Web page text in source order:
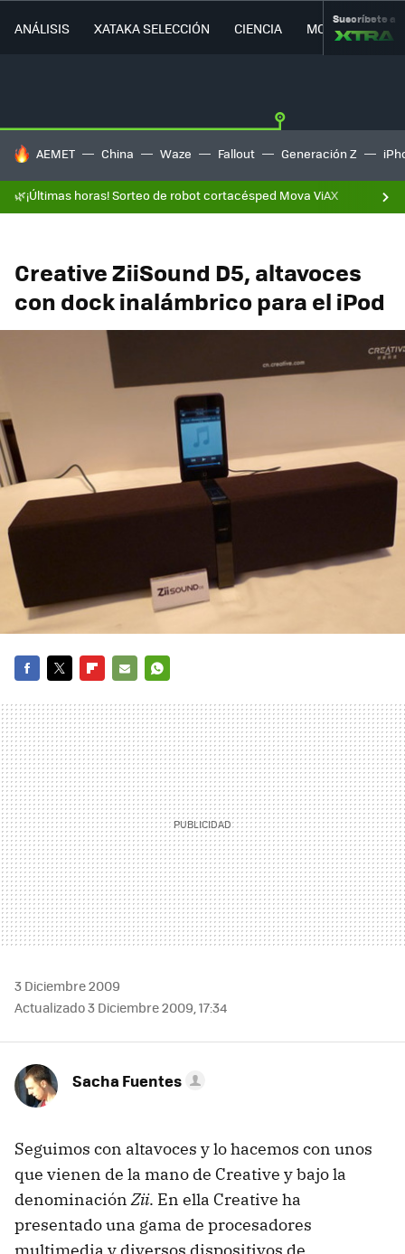
ANÁLISIS XATAKA SELECCIÓN CIENCIA MOVILIDAD
Suscríbete a
HOY SE HABLA DE
AEMET China Waze Fallout Generación Z
🌿¡Últimas horas! Sorteo de robot cortacésped Mova ViAX
Creative ZiiSound D5, altavoces
con dock inalámbrico para el iPod
MAIL
3 Diciembre 2009
Actualizado 3 Diciembre 2009, 17:34
Sacha Fuentes
Seguimos con altavoces y lo hacemos con unos
que vienen de la mano de Creative y bajo la
denominaciónZii. En ella Creative ha
presentado una gama de procesadores